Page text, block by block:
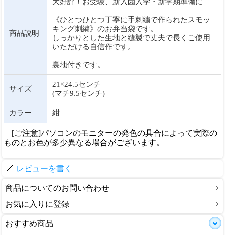
商品説明
《ひとつひとつ丁寧に手刺繍で作られたスモッ
キング刺繍》のお弁当袋です。
しっかりとした生地と縫製で丈夫で長くご使用
いただける自信作です。
裏地付きです。
サイズ
21×24.5センチ
(マチ9.5センチ)
カラー 紺
[ご注意]パソコンのモニターの発色の具合によって実際の
ものとお色が多少異なる場合がございます。
レビューを書く
商品についてのお問い合わせ
お気に入りに登録
おすすめ商品